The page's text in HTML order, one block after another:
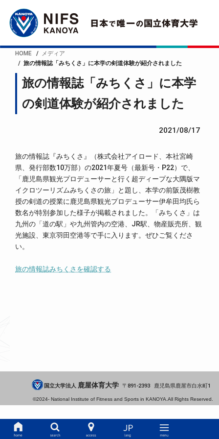
HOME
メディア
旅の情報誌「みちくさ」に本学の剣道体験が紹介されました
旅の情報誌「みちくさ」に本学
の剣道体験が紹介されました
2021/08/17
旅の情報誌『みちくさ』（株式会社アイロード、本社宮崎
県、発行部数10万部）の2021年夏号（最新号・P22）で、
「鹿児島県観光プロデューサーと行く超ディープな大隅版マ
イクロツーリズムみちくさの旅」と題し、本学の前阪茂樹教
授の剣道の授業に鹿児島県観光プロデューサー伊牟田均氏ら
数名が特別参加した様子が掲載されました。「みちくさ」は
九州の「道の駅」や九州管内の空港、JR駅、物産販売所、観
光施設、東京羽田空港等で手に入ります。ぜひご覧くださ
い。
旅の情報誌みちくさを確認する
国立大学法人 鹿屋体育大学 891-2393 鹿児島県鹿屋市白水町1
©2024- National Institute of Fitness and Sports in KANOYA.All Rights Reserved.